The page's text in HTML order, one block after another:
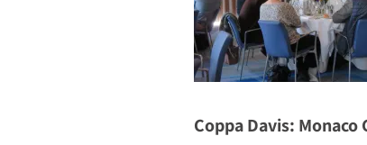
Coppa Davis: